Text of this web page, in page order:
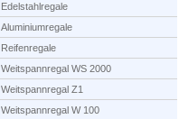
Edelstahlregale
Aluminiumregale
Reifenregale
Weitspannregal WS 2000
Weitspannregal Z1
Weitspannregal W 100